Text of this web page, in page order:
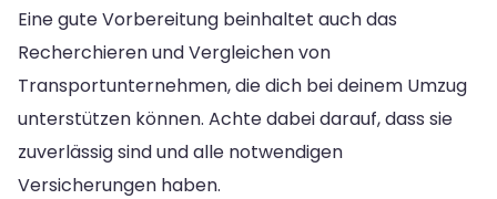
Eine gute Vorbereitung beinhaltet auch das
Recherchieren und Vergleichen von
Transportunternehmen, die dich bei deinem Umzug
unterstützen können. Achte dabei darauf, dass sie
zuverlässig sind und alle notwendigen
Versicherungen haben.